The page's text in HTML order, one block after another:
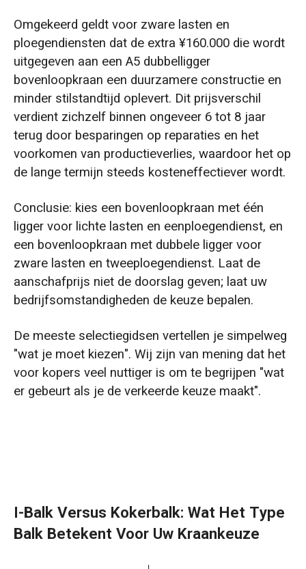
Omgekeerd geldt voor zware lasten en
ploegendiensten dat de extra ¥160.000 die wordt
uitgegeven aan een A5 dubbelligger
bovenloopkraan een duurzamere constructie en
minder stilstandtijd oplevert. Dit prijsverschil
verdient zichzelf binnen ongeveer 6 tot 8 jaar
terug door besparingen op reparaties en het
voorkomen van productieverlies, waardoor het op
de lange termijn steeds kosteneffectiever wordt.
Conclusie: kies een bovenloopkraan met één
ligger voor lichte lasten en eenploegendienst, en
een bovenloopkraan met dubbele ligger voor
zware lasten en tweeploegendienst. Laat de
aanschafprijs niet de doorslag geven; laat uw
bedrijfsomstandigheden de keuze bepalen.
De meeste selectiegidsen vertellen je simpelweg
"wat je moet kiezen". Wij zijn van mening dat het
voor kopers veel nuttiger is om te begrijpen "wat
er gebeurt als je de verkeerde keuze maakt".
I-Balk Versus Kokerbalk: Wat Het Type
Balk Betekent Voor Uw Kraankeuze